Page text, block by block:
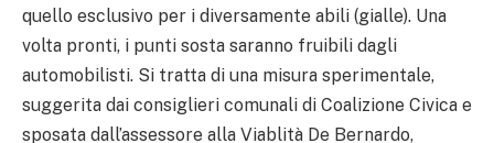
quello esclusivo per i diversamente abili (gialle). Una
volta pronti, i punti sosta saranno fruibili dagli
automobilisti. Si tratta di una misura sperimentale,
suggerita dai consiglieri comunali di Coalizione Civica e
sposata dall’assessore alla Viablità De Bernardo,